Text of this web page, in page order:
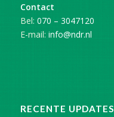
Contact
Bel: 070 – 3047120
E-mail: info@ndr.nl
RECENTE UPDATES